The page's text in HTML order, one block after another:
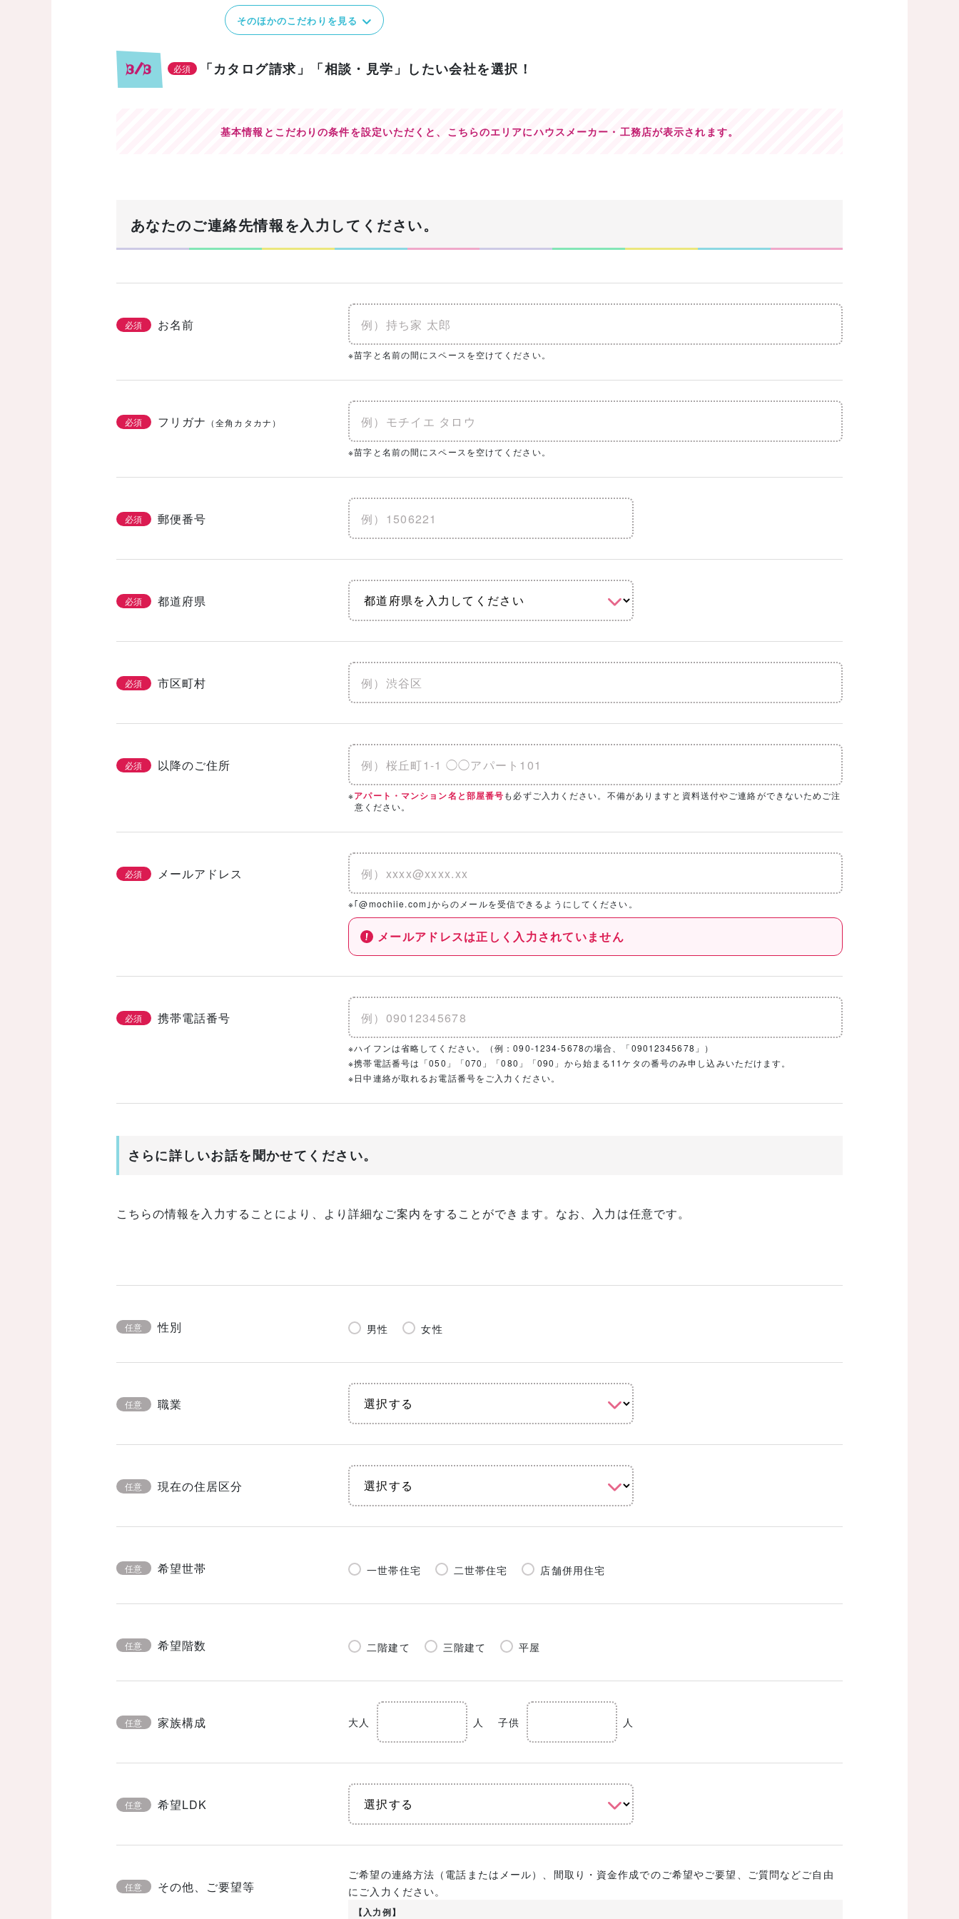
そのほかのこだわりを見る
3/3 必須 「カタログ請求」「相談・見学」したい会社を選択！
基本情報とこだわりの条件を設定いただくと、 こちらのエリアにハウスメーカー・工務店が表示されます。
あなたのご連絡先情報を入力してください。
必須 お名前
※苗字と名前の間にスペースを空けてください。
必須 フリガナ （全角カタカナ）
※苗字と名前の間にスペースを空けてください。
必須 郵便番号
必須 都道府県
必須 市区町村
必須 以降のご住所
※アパート・マンション名と部屋番号も必ずご入力ください。不備がありますと資料送付やご連絡ができないためご注
意ください。
必須 メールアドレス
※｢@mochiie.com｣からのメールを受信できるようにしてください。
メールアドレスは正しく入力されていません
必須 携帯電話番号
※ハイフンは省略してください。（例：090-1234-5678の場合、「09012345678」）
※携帯電話番号は「050」「070」「080」「090」から始まる11ケタの番号のみ申し込みいただけます。
※日中連絡が取れるお電話番号をご入力ください。
さらに詳しいお話を聞かせてください。
こちらの情報を入力することにより、より詳細なご案内をすることができます。なお、入力は任意です。
任意 性別 男性 女性
任意 職業
任意 現在の住居区分
任意 希望世帯 一世帯住宅 二世帯住宅 店舗併用住宅
任意 希望階数 二階建て 三階建て 平屋
任意 家族構成 大人 人 子供 人
任意 希望LDK
任意 その他、ご要望等
ご希望の連絡方法（電話またはメール）、間取り・資金作成でのご希望やご要望、ご質問などご自由
にご入力ください。
【入力例】